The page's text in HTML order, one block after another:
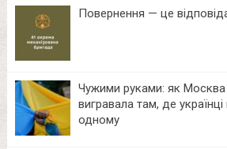
Повернення — це
Чужими руками: як Москва
вигравала там, де
одному